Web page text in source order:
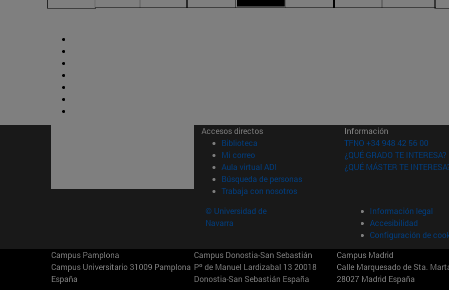
Accesos directos
Biblioteca (abre en nueva ventana)
Mi correo(abre en nueva ventana)
Aula virtual ADI (abre en nueva ventana)
Búsqueda de personas(abre en nueva ventana)
Trabaja con nosotros(abre en nueva ventana)
Información
TFNO +34 948 42 56 00
¿QUÉ GRADO TE INTERESA?
¿QUÉ MÁSTER TE
© Universidad de
Navarra
Información legal
Accesibilidad
Configuración de
Campus Pamplona
Campus Universitario 31009 Pamplona
España
Campus Donostia-San Sebastián
Pº de Manuel Lardizabal 13 20018
Donostia-San Sebastián España
Campus Madrid
Calle Marquesado de Sta.
28027 Madrid España